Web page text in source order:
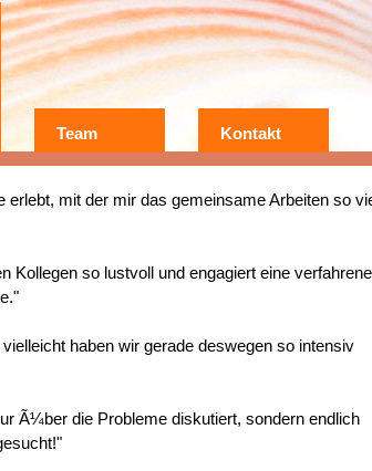
Team Kontakt
erlebt, mit der mir das gemeinsame Arbeiten so
Kollegen so lustvoll und engagiert eine verfahrene
haben wir gerade deswegen so intensiv
Ã¼ber die Probleme diskutiert, sondern endlich